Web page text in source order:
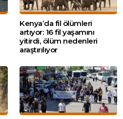
Kenya’da fil ölümleri
artıyor: 16 fil yaşamını
yitirdi, ölüm nedenleri
araştırılıyor